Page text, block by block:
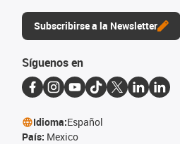
Subscribirse a la Newsletter
Síguenos en
Idioma:Español
País: Mexico